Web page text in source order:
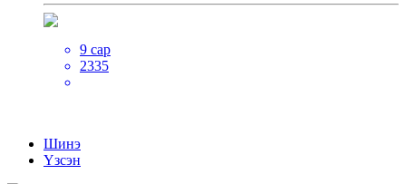
9 сар
2335
Шинэ
Үзсэн